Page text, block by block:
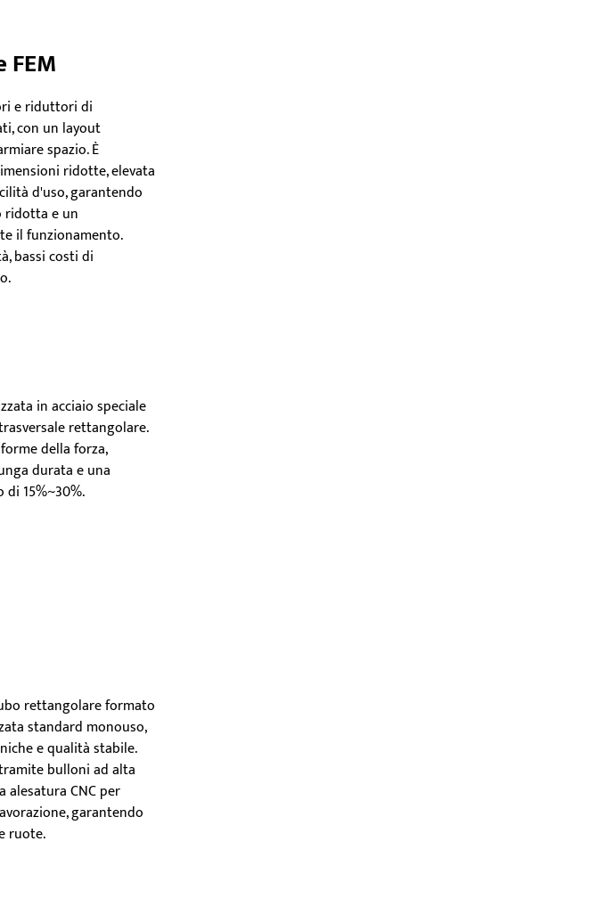
e riduttori di
con un layout
spazio. È
ridotte, elevata
d'uso, garantendo
ridotta e un
il funzionamento.
bassi costi di
in acciaio speciale
rettangolare.
della forza,
durata e una
15%~30%.
rettangolare formato
standard monouso,
e qualità stabile.
bulloni ad alta
alesatura CNC per
garantendo
ruote.